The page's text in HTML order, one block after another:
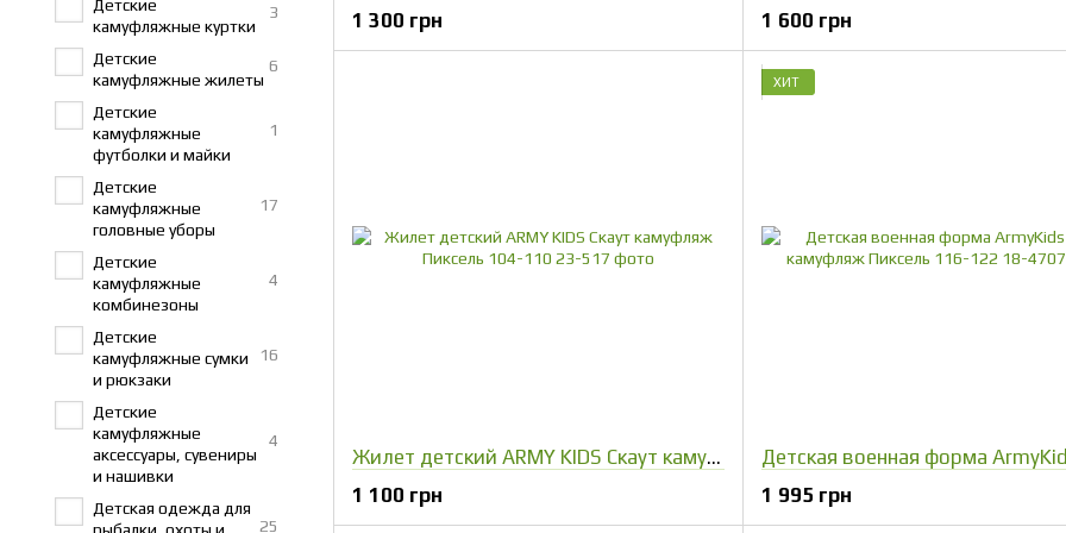
1 300 грн 1 600 грн
Жилет детский ARMY KIDS Скаут камуфляж Пиксель 104-110
1 100 грн
ХИТ
1 995 грн
Детские
камуфляжные куртки
3
Детские
камуфляжные жилеты
6
Детские
камуфляжные
футболки и майки
1
Детские
камуфляжные
головные уборы
17
Детские
камуфляжные
комбинезоны
4
Детские
камуфляжные сумки
и рюкзаки
16
Детские
камуфляжные
аксессуары, сувениры
и нашивки
4
Детская одежда для
25